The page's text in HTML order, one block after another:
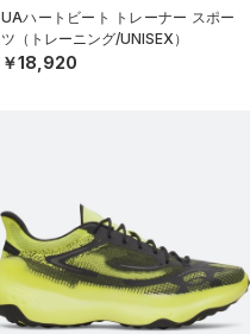
UAハートビート トレーナー スポー
ツ（トレーニング/UNISEX）
￥18,920